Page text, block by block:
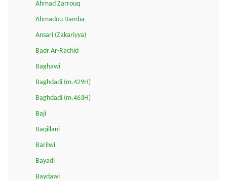
Ahmad Zarrouq
Ahmadou Bamba
Ansari (Zakariyya)
Badr Ar-Rachid
Baghawi
Baghdadi (m.429H)
Baghdadi (m.463H)
Baji
Baqillani
Barilwi
Bayadi
Baydawi